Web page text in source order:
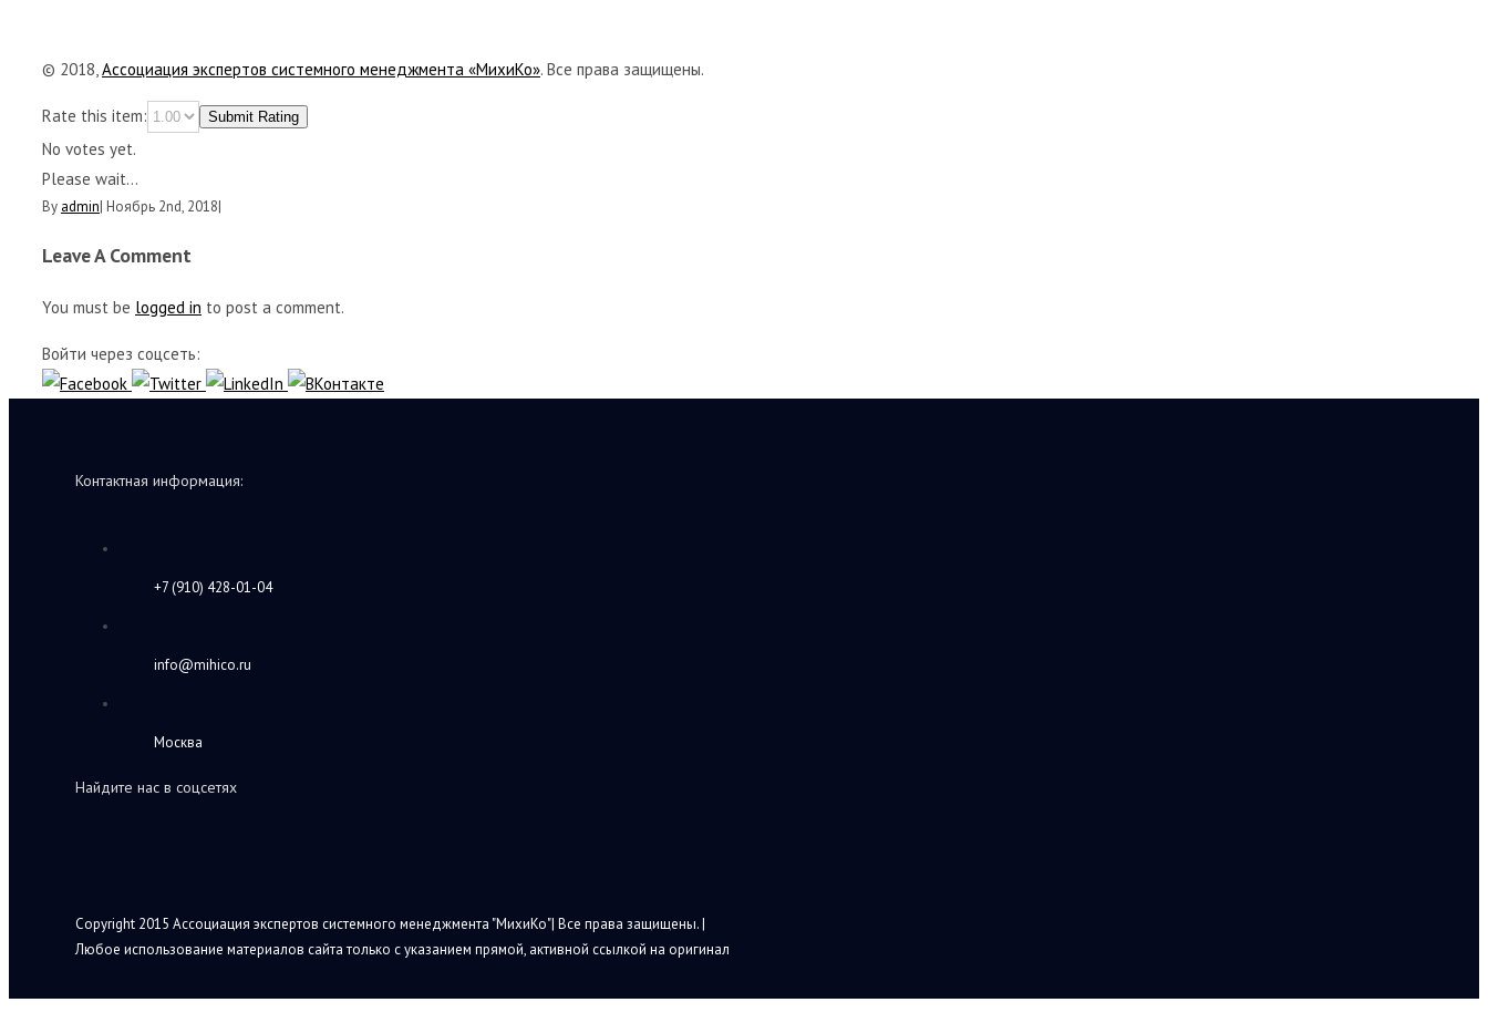
© 2018,Ассоциация экспертов системного менеджмента «МихиКо». Все права защищены.
Rate this item: Submit Rating
No votes yet.
Please wait...
By admin| Ноябрь 2nd, 2018|
Leave A Comment
You must be logged in to post a comment.
Войти через соцсеть:
Контактная информация:
+7 (910) 428-01-04
info@mihico.ru
Москва
Найдите нас в соцсетях
Copyright 2015 Ассоциация экспертов системного менеджмента "МихиКо"| Все права защищены. |
Любое использование материалов сайта только с указанием прямой, активной ссылкой на оригинал